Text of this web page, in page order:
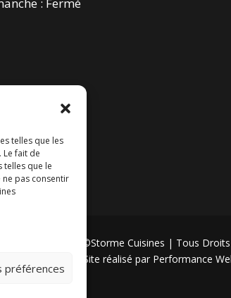
telles que les
fait de
telles que le
pas consentir
préférences
©Storme Cuisines | Tous
Site réalisé par Performance